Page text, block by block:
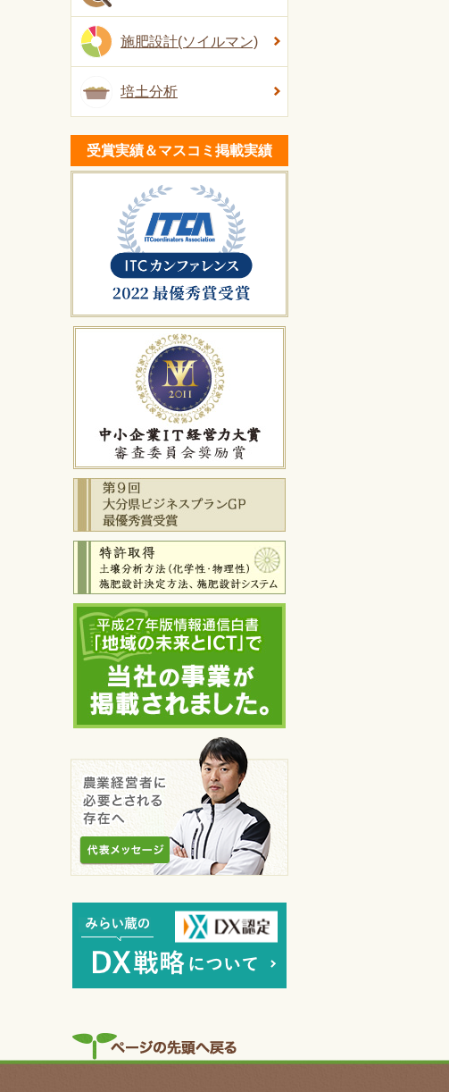
施肥設計(ソイルマン)
培土分析
受賞実績＆マスコミ掲載実績